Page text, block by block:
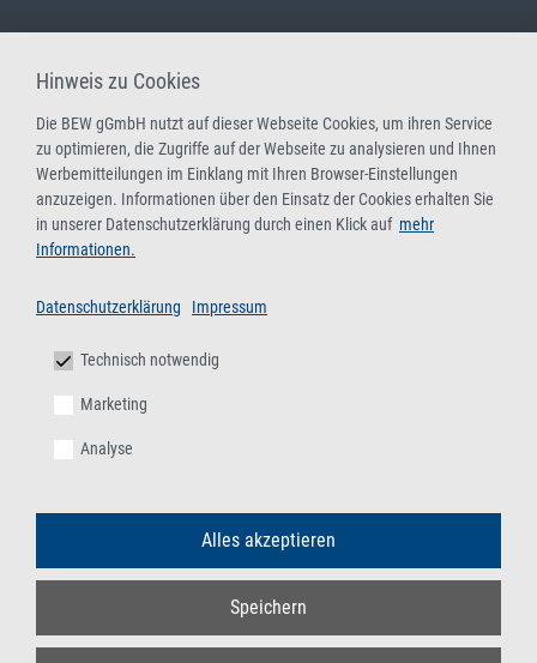
Hinweis zu Cookies
Die BEW gGmbH nutzt auf dieser Webseite Cookies, um ihren Service
zu optimieren, die Zugriffe auf der Webseite zu analysieren und Ihnen
Werbemitteilungen im Einklang mit Ihren Browser-Einstellungen
anzuzeigen. Informationen über den Einsatz der Cookies erhalten Sie
in unserer Datenschutzerklärung durch einen Klick auf mehr
Informationen.
Datenschutzerklärung Impressum
Technisch notwendig
Marketing
Analyse
Alles akzeptieren
Speichern